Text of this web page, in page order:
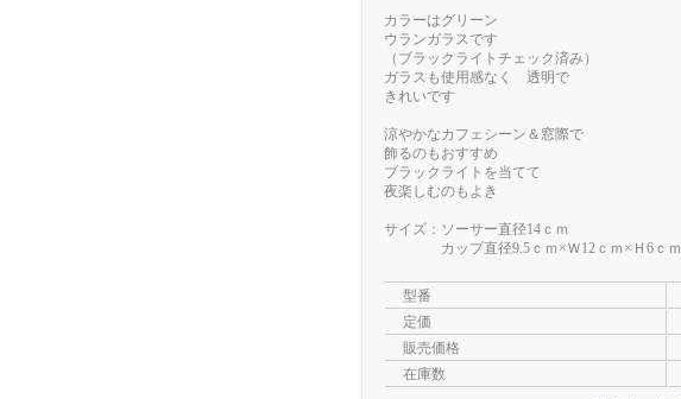
カラーはグリーン
ウランガラスです
（ブラックライトチェック済み）
ガラスも使用感なく 透明で
きれいです
涼やかなカフェシーン＆窓際で
飾るのもおすすめ
ブラックライトを当てて
夜楽しむのもよき
サイズ：ソーサー直径14ｃｍ
カップ直径9.5ｃｍ×Ｗ12ｃｍ×Ｈ6ｃｍ
型番
定価
販売価格
在庫数